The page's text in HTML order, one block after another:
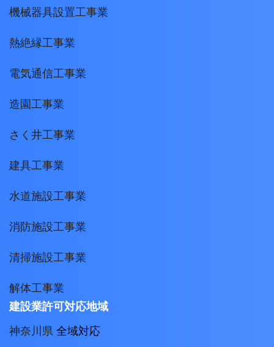
機械器具設置工事業
熱絶縁工事業
電気通信工事業
造園工事業
さく井工事業
建具工事業
水道施設工事業
消防施設工事業
清掃施設工事業
解体工事業
建設業許可対応地域
神奈川県 全域対応